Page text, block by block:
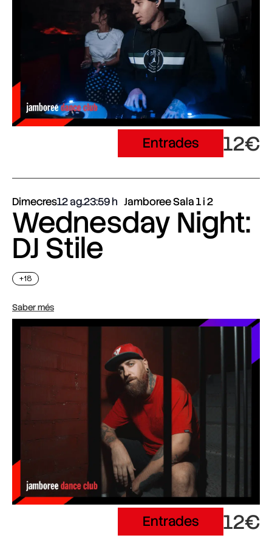
Entrades 12€
Dimecres12 ag.23:59 Jamboree Sala 1 i 2
Wednesday Night:
DJ Stile
+18
Saber més
Entrades 12€